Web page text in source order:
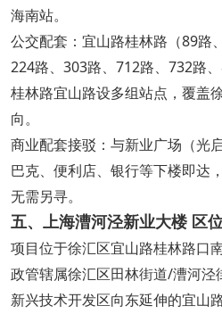
海南站。
公交配套：宜山路桂林路（89路
224路、303路、712路、732路
桂林路宜山路设多组站点，覆盖
向。
商业配套接驳：与新业广场（光
巴克、便利店、银行等下楼即达
无需另寻。
五、上海漕河泾新业大楼 区
项目位于徐汇区宜山路桂林路口
政管辖属徐汇区田林街道/漕河
新兴技术开发区向东延伸的宜山